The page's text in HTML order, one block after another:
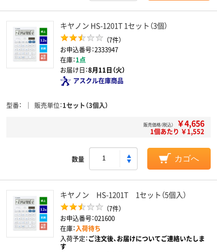
キヤノン HS-1201T 1セット（3個）
（7件）
お申込番号：2333947
在庫：1点
お届け日：8月11日（火）
アスクル在庫商品
型番 販売単位 1セット（3個入）
販売価格（税込） ￥4,656
1個あたり ￥1,552
数量 カゴへ
キヤノン HS-1201T 1セット（5個入）
（7件）
お申込番号：021600
在庫：入荷待ち
入荷予定：ご注文後、お届けについてご連絡いたしま
す